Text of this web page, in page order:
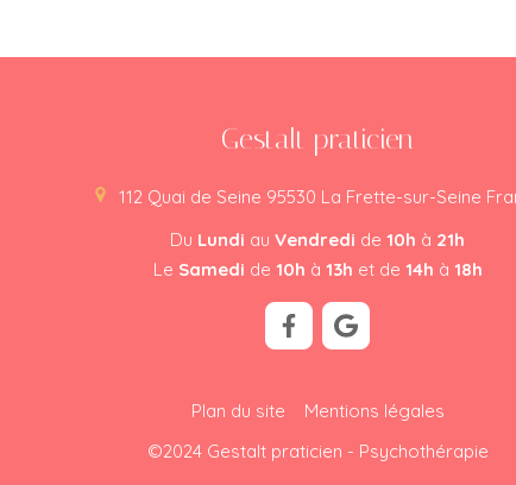
Gestalt praticien
112 Quai de Seine 95530 La Frette-sur-Seine
Du Lundi au Vendredi de 10h à 21h
Le Samedi de 10h à 13h et de 14h à 18h
Plan du site
Mentions légales
©2024 Gestalt praticien - Psychothérapie